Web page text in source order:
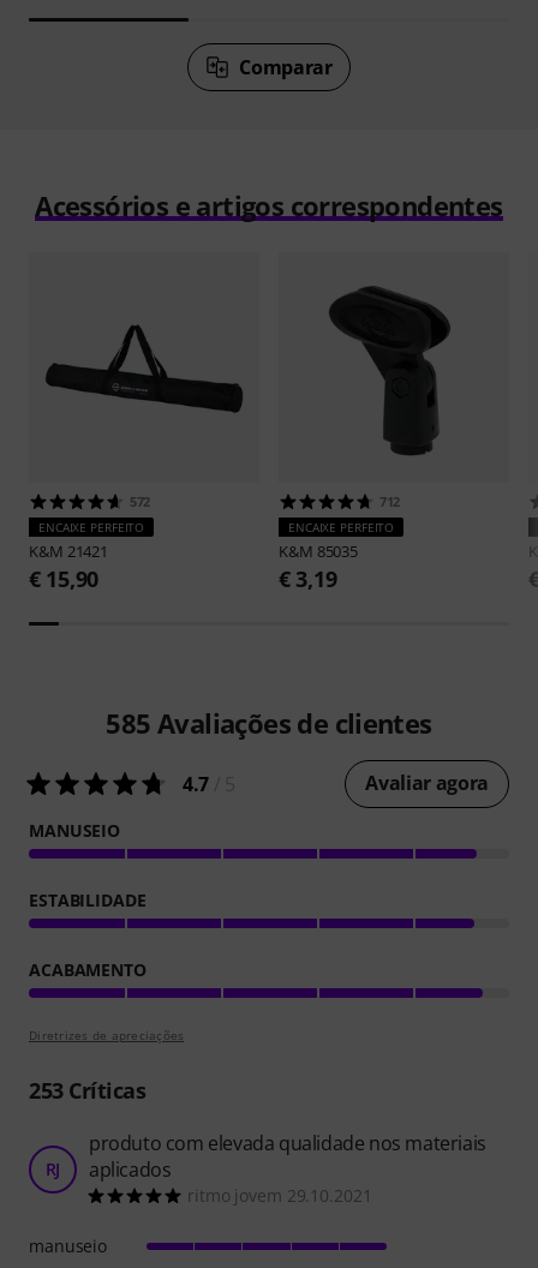
Comparar
Acessórios e artigos correspondentes
572
ENCAIXE PERFEITO
K&M 21421
€ 15,90
712
ENCAIXE PERFEITO
K&M 85035
€ 3,19
585 Avaliações de clientes
4.7 Avaliar agora
MANUSEIO
ESTABILIDADE
ACABAMENTO
Diretrizes de apreciações
253Críticas
RJ
produto com elevada qualidade nos materiais
aplicados
ritmo jovem 29.10.2021
manuseio